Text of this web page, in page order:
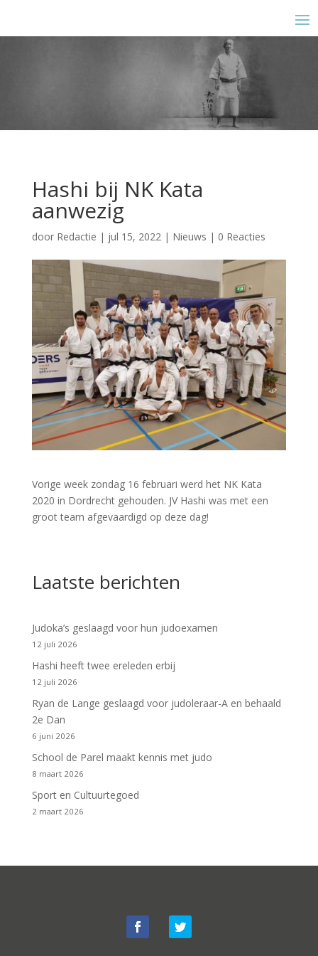
Hashi bij NK Kata
aanwezig
door Redactie | jul 15, 2022 | Nieuws | 0 Reacties
Vorige week zondag 16 februari werd het NK Kata
2020 in Dordrecht gehouden. JV Hashi was met een
groot team afgevaardigd op deze dag!
Laatste berichten
Judoka’s geslaagd voor hun judoexamen
12 juli 2026
Hashi heeft twee ereleden erbij
12 juli 2026
Ryan de Lange geslaagd voor judoleraar-A en behaald
2e Dan
6 juni 2026
School de Parel maakt kennis met judo
8 maart 2026
Sport en Cultuurtegoed
2 maart 2026